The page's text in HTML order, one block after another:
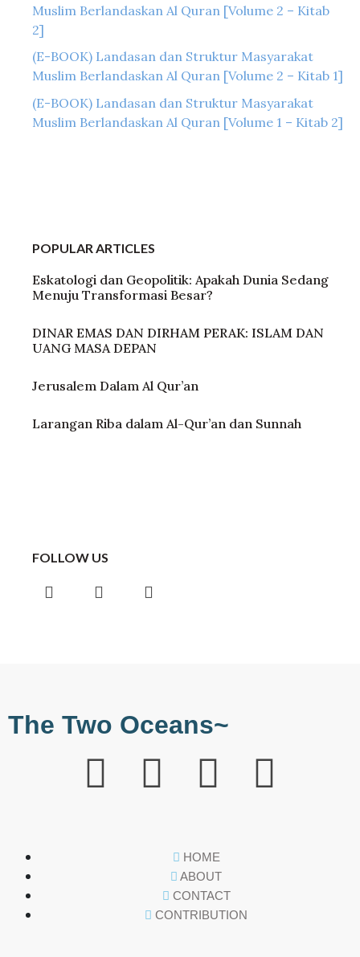
Muslim Berlandaskan Al Quran [Volume 2 – Kitab
2]
(E-BOOK) Landasan dan Struktur Masyarakat
Muslim Berlandaskan Al Quran [Volume 2 – Kitab 1]
(E-BOOK) Landasan dan Struktur Masyarakat
Muslim Berlandaskan Al Quran [Volume 1 – Kitab 2]
POPULAR ARTICLES
Eskatologi dan Geopolitik: Apakah Dunia Sedang
Menuju Transformasi Besar?
DINAR EMAS DAN DIRHAM PERAK: ISLAM DAN
UANG MASA DEPAN
Jerusalem Dalam Al Qur’an
Larangan Riba dalam Al-Qur’an dan Sunnah
FOLLOW US
The Two Oceans~
HOME
ABOUT
CONTACT
CONTRIBUTION